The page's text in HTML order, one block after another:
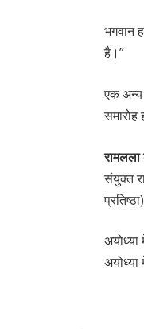
भगवान
है।”
एक अन्य
समारोह
रामलला
संयुक्त
अयोध्या